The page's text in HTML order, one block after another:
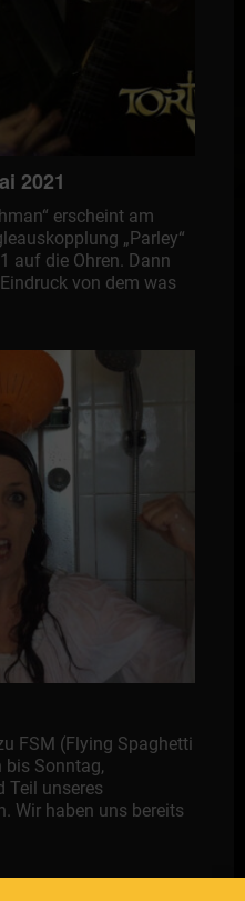
2021
erscheint am
„Parley“
auf die Ohren. Dann
von dem was
FSM (Flying Spaghetti
bis Sonntag,
Teil unseres
Wir haben uns bereits